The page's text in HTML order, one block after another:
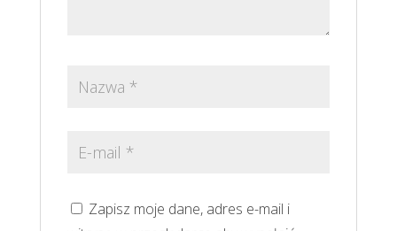
Zapisz moje dane, adres e-mail i